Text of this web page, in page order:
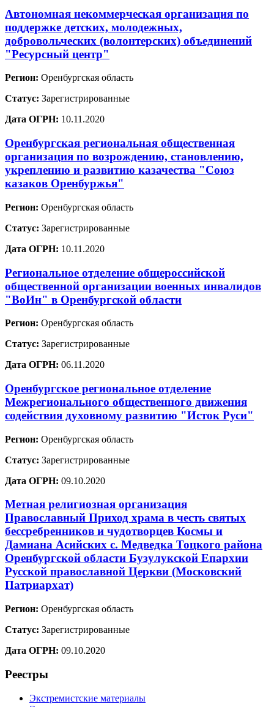
Автономная некоммерческая организация по
поддержке детских, молодежных,
добровольческих (волонтерских) объединений
"Ресурсный центр"
Регион: Оренбургская область
Статус: Зарегистрированные
Дата ОГРН: 10.11.2020
Оренбургская региональная общественная
организация по возрождению, становлению,
укреплению и развитию казачества "Союз
казаков Оренбуржья"
Регион: Оренбургская область
Статус: Зарегистрированные
Дата ОГРН: 10.11.2020
Региональное отделение общероссийской
общественной организации военных инвалидов
"ВоИн" в Оренбургской области
Регион: Оренбургская область
Статус: Зарегистрированные
Дата ОГРН: 06.11.2020
Оренбургское региональное отделение
Межрегионального общественного движения
содействия духовному развитию "Исток Руси"
Регион: Оренбургская область
Статус: Зарегистрированные
Дата ОГРН: 09.10.2020
Метная религиозная организация
Православный Приход храма в честь святых
бессребренников и чудотворцев Космы и
Дамиана Асийских с. Медведка Тоцкого района
Оренбургской области Бузулукской Епархии
Русской православной Церкви (Московский
Патриархат)
Регион: Оренбургская область
Статус: Зарегистрированные
Дата ОГРН: 09.10.2020
Реестры
Экстремистские материалы